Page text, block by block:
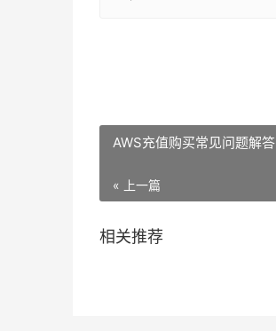
AWS充值购买常见问题解答
« 上一篇
相关推荐